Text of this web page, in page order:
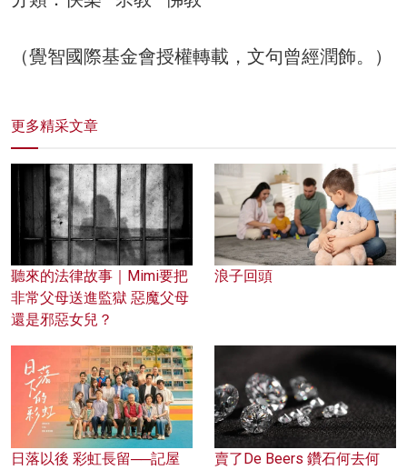
（覺智國際基金會授權轉載，文句曾經潤飾。）
更多精采文章
聽來的法律故事｜Mimi要把
非常父母送進監獄 惡魔父母
還是邪惡女兒？
浪子回頭
日落以後 彩虹長留──記屋
賣了De Beers 鑽石何去何